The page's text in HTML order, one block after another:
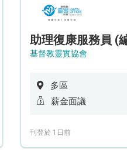
基督教靈實協會
多區
薪金面議
刊登於 1日前